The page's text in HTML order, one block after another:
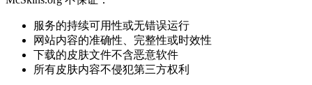
服务的持续可用性或无错误运行
网站内容的准确性、完整性或时效性
下载的皮肤文件不含恶意软件
所有皮肤内容不侵犯第三方权利